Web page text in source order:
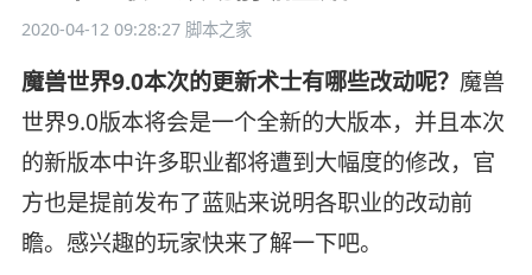
2020-04-12 09:28:27脚本之家
魔兽世界9.0本次的更新术士有哪些改动呢？ 魔兽
世界9.0版本将会是一个全新的大版本，并且本次
的新版本中许多职业都将遭到大幅度的修改，官
方也是提前发布了蓝贴来说明各职业的改动前
瞻。感兴趣的玩家快来了解一下吧。